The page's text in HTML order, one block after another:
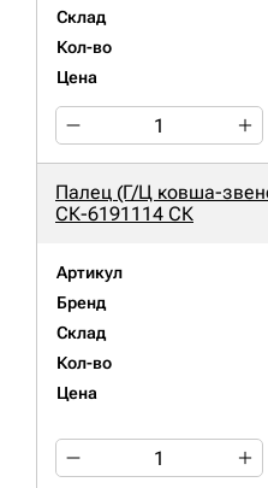
Склад
Кол-во
Цена
Палец (Г/Ц ковша-
СК-6191114 СК
Артикул
Бренд
Склад
Кол-во
Цена